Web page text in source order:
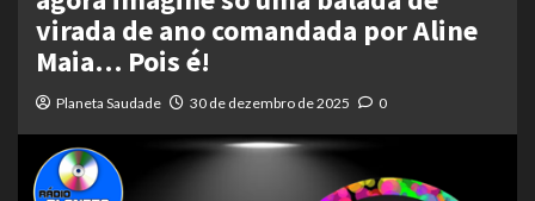
virada de ano comandada por Aline
Maia… Pois é!
Planeta Saudade 30 de dezembro de 2025 0